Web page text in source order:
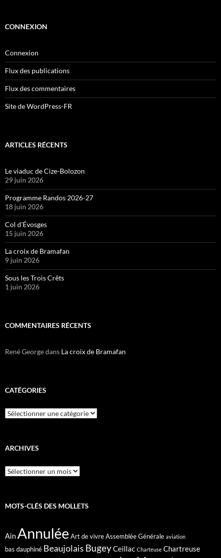
CONNEXION
Connexion
Flux des publications
Flux des commentaires
Site de WordPress-FR
ARTICLES RÉCENTS
Le viaduc de Cize-Bolozon
29 juin 2026
Programme Randos 2026-27
18 juin 2026
Col d’Évosges
15 juin 2026
La croix de Bramafan
9 juin 2026
Sous les Trois Crêts
1 juin 2026
COMMENTAIRES RÉCENTS
René Georgedans La croix de Bramafan
CATÉGORIES
Catégories
ARCHIVES
Archives
MOTS-CLÉS DES MOLLETS
Ain Annulée Art de vivreAssemblée Générale aviation
bas dauphiné Beaujolais BugeyCeillac Charteuse Chartreuse